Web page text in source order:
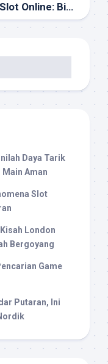
Menjelajahi Bumi Heroes Slot Online: Bimbingan Lengkap guna Pemain
Daya Tarik
Aman
Slot
London
Bergoyang
Game
Putaran, Ini